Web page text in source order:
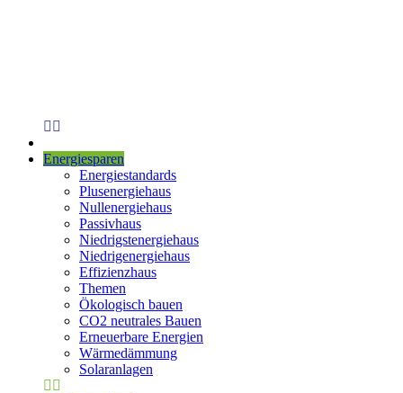
Energiesparen
Energiestandards
Plusenergiehaus
Nullenergiehaus
Passivhaus
Niedrigstenergiehaus
Niedrigenergiehaus
Effizienzhaus
Themen
Ökologisch bauen
CO2 neutrales Bauen
Erneuerbare Energien
Wärmedämmung
Solaranlagen